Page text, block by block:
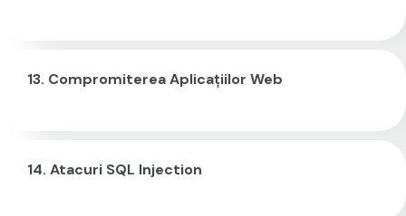
Compromiterea Aplicațiilor Web
Atacuri SQL Injection